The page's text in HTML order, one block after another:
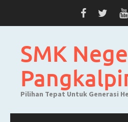
SMK
Pilihan Tepat Untuk Generasi